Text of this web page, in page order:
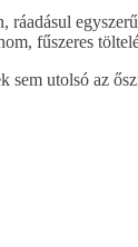
fűszeres
sem utolsó az